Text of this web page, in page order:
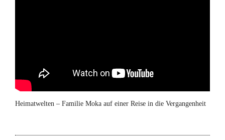
Heimatwelten – Familie Moka auf einer Reise in die Vergangenheit